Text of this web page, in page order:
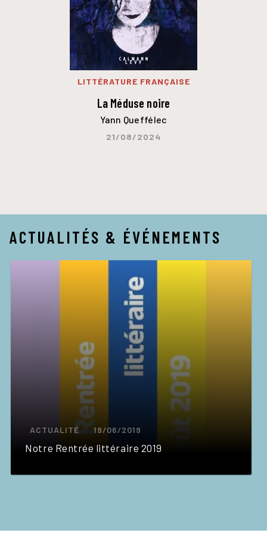
LITTÉRATURE FRANÇAISE
La Méduse noire
Yann Queffélec
21/08/2024
ACTUALITÉS & ÉVÉNEMENTS
ACTUALITÉ 19/06/2019
Notre Rentrée littéraire 2019